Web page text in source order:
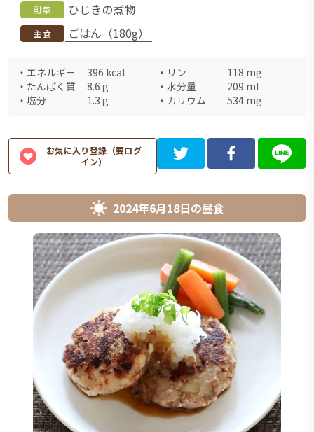
副菜 ひじきの煮物
主食 ごはん（180g）
・ エネルギー 396 kcal ・ リン 118 mg
・ たんぱく質 8.6 g ・ 水分量 209 ml
・ 塩分 1.3 g ・ カリウム 534 mg
お気に入り登録（要ログ
イン）
2024年6月18日の昼食